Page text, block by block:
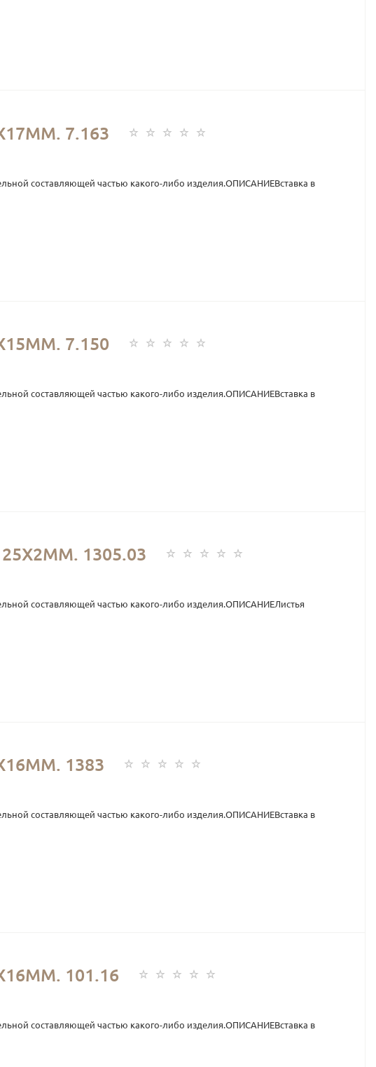
7.163
составляющей частью какого-либо изделия.ОПИСАНИЕВставка в
7.150
составляющей частью какого-либо изделия.ОПИСАНИЕВставка в
1305.03
составляющей частью какого-либо изделия.ОПИСАНИЕЛистья
1383
составляющей частью какого-либо изделия.ОПИСАНИЕВставка в
101.16
составляющей частью какого-либо изделия.ОПИСАНИЕВставка в